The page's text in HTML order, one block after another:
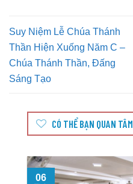
Suy Niệm Lễ Chúa Thánh
Thần Hiện Xuống Năm C –
Chúa Thánh Thần, Đấng
Sáng Tạo
CÓ THỂ BẠN QUAN TÂM
06